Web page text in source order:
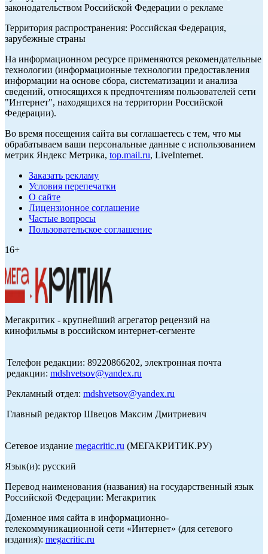
законодательством Российской Федерации о рекламе
Территория распространения: Российская Федерация,
зарубежные страны
На информационном ресурсе применяются рекомендательные
технологии (информационные технологии предоставления
информации на основе сбора, систематизации и анализа
сведений, относящихся к предпочтениям пользователей сети
"Интернет", находящихся на территории Российской
Федерации).
Во время посещения сайта вы соглашаетесь с тем, что мы
обрабатываем ваши персональные данные с использованием
метрик Яндекс Метрика, top.mail.ru, LiveInternet.
Заказать рекламу
Условия перепечатки
О сайте
Лицензионное соглашение
Частые вопросы
Пользовательское соглашение
16+
Мегакритик - крупнейший агрегатор рецензий на
кинофильмы в российском интернет-сегменте
Телефон редакции: 89220866202, электронная почта
редакции: mdshvetsov@yandex.ru
Рекламный отдел: mdshvetsov@yandex.ru
Главный редактор Швецов Максим Дмитриевич
Сетевое издание megacritic.ru (МЕГАКРИТИК.РУ)
Язык(и): русский
Перевод наименования (названия) на государственный язык
Российской Федерации: Мегакритик
Доменное имя сайта в информационно-
телекоммуникационной сети «Интернет» (для сетевого
издания): megacritic.ru